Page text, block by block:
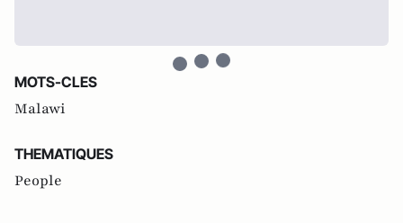
MOTS-CLES
Malawi
THEMATIQUES
People